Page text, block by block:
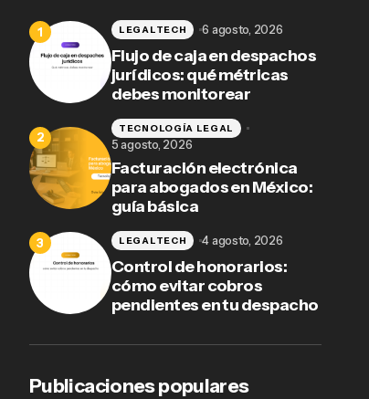
Flujo de caja en despachos
jurídicos: qué métricas
debes monitorear
LEGALTECH 6 agosto, 2026
Facturación electrónica
para abogados en México:
guía básica
TECNOLOGÍA LEGAL
5 agosto, 2026
Control de honorarios:
cómo evitar cobros
pendientes en tu despacho
LEGALTECH 4 agosto, 2026
Publicaciones populares